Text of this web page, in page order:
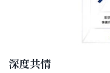
深度共情